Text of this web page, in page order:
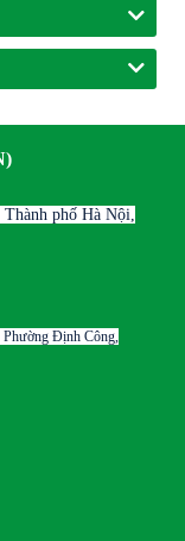
phố Hà Nội,
Định Công,